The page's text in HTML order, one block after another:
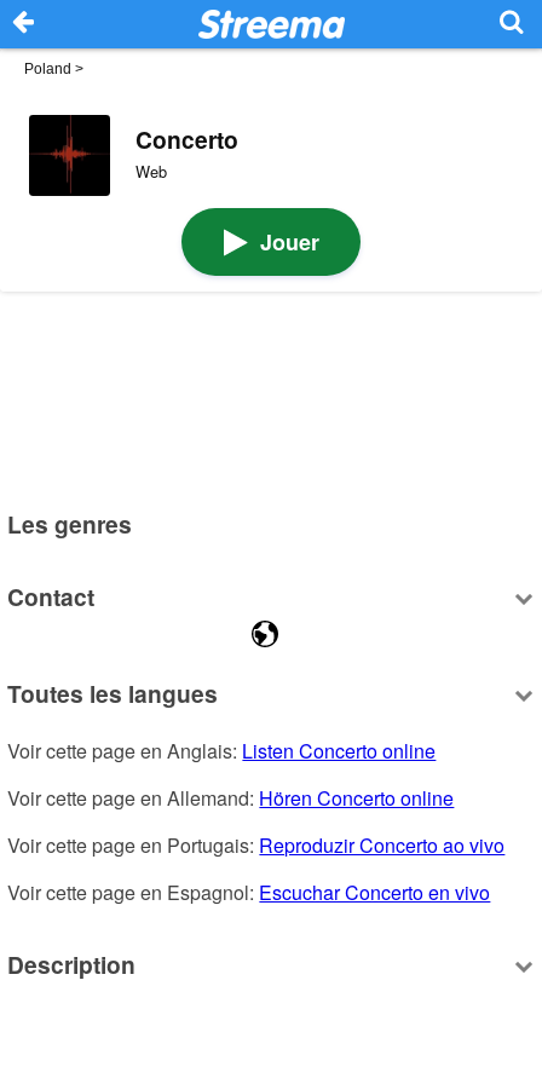
Poland >
Concerto
Web
Jouer
Les genres
Contact
Toutes les langues
Voir cette page en Anglais: Listen Concerto online
Voir cette page en Allemand: Hören Concerto online
Voir cette page en Portugais: Reproduzir Concerto ao vivo
Voir cette page en Espagnol: Escuchar Concerto en vivo
Description